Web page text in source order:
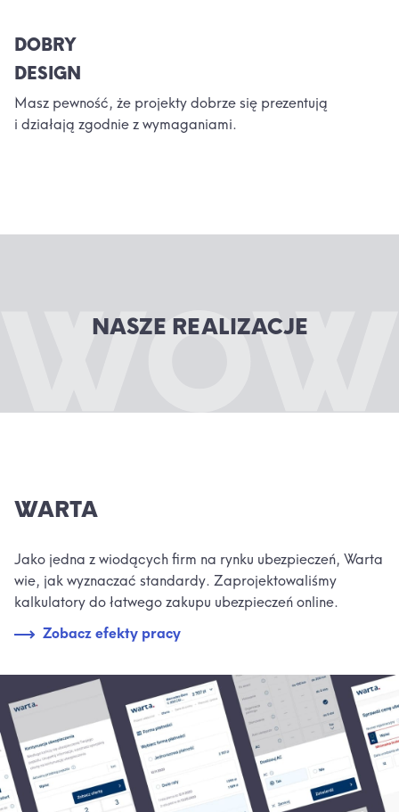
DOBRY
DESIGN
Masz pewność, że projekty dobrze się prezentują
i działają zgodnie z wymaganiami.
NASZE REALIZACJE
WARTA
Jako jedna z wiodących firm na rynku ubezpieczeń, Warta
wie, jak wyznaczać standardy. Zaprojektowaliśmy
kalkulatory do łatwego zakupu ubezpieczeń online.
Zobacz efekty pracy